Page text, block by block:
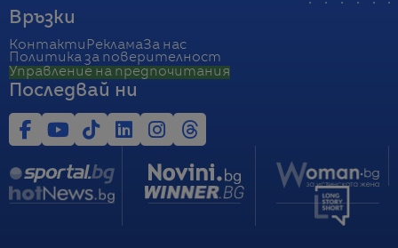
Връзки
Контакти РекламаЗа нас
Политика за поверителност
Управление на предпочитания
Последвай ни